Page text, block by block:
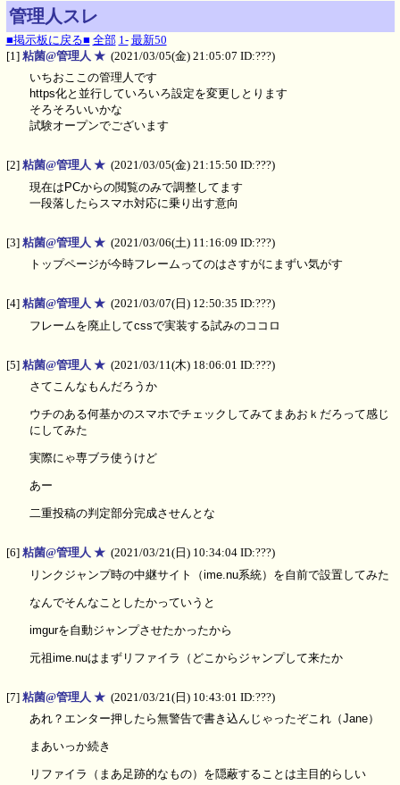
管理人スレ
■掲示板に戻る■ 全部 1- 最新50
[1] 粘菌@管理人 ★ (2021/03/05(金) 21:05:07 ID:???)
いちおここの管理人です
https化と並行していろいろ設定を変更しとります
そろそろいいかな
試験オープンでございます
[2] 粘菌@管理人 ★ (2021/03/05(金) 21:15:50 ID:???)
現在はPCからの閲覧のみで調整してます
一段落したらスマホ対応に乗り出す意向
[3] 粘菌@管理人 ★ (2021/03/06(土) 11:16:09 ID:???)
トップページが今時フレームってのはさすがにまずい気がす
[4] 粘菌@管理人 ★ (2021/03/07(日) 12:50:35 ID:???)
フレームを廃止してcssで実装する試みのココロ
[5] 粘菌@管理人 ★ (2021/03/11(木) 18:06:01 ID:???)
さてこんなもんだろうか
ウチのある何基かのスマホでチェックしてみてまあおｋだろって感じ
にしてみた
実際にゃ専ブラ使うけど
あー
二重投稿の判定部分完成させんとな
[6] 粘菌@管理人 ★ (2021/03/21(日) 10:34:04 ID:???)
リンクジャンプ時の中継サイト（ime.nu系統）を自前で設置してみた
なんでそんなことしたかっていうと
imgurを自動ジャンプさせたかったから
元祖ime.nuはまずリファイラ（どこからジャンプして来たか
[7] 粘菌@管理人 ★ (2021/03/21(日) 10:43:01 ID:???)
あれ？エンター押したら無警告で書き込んじゃったぞこれ（Jane）
まあいっか続き
リファイラ（まあ足跡的なもの）を隠蔽することは主目的らしい